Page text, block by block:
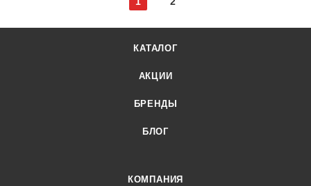
КАТАЛОГ
АКЦИИ
БРЕНДЫ
БЛОГ
КОМПАНИЯ